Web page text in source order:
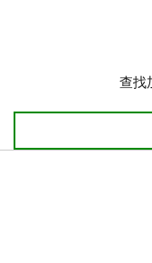
查找